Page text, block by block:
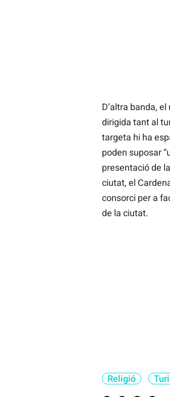
D’altra banda,
dirigida tant al
targeta hi ha
poden suposar
presentació de
ciutat, el
consorci per a
de la ciutat.
Religió